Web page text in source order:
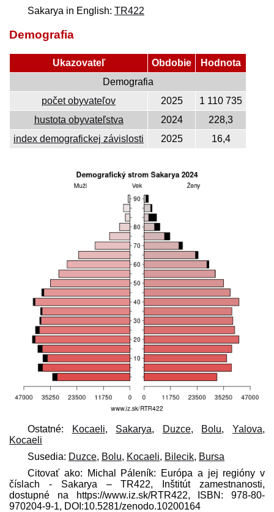
Sakarya in English: TR422
Demografia
Ukazovateľ Obdobie
Hodnota
Demografia
počet obyvateľov
2025
1 110 735
hustota obyvateľstva
2024
228,3
index demografickej závislosti
2025 16,4
Ostatné: Kocaeli, Sakarya, Duzce, Bolu,Yalova,
Kocaeli
Susedia: Duzce, Bolu, Kocaeli, Bilecik, Bursa
Citovať ako: Michal Páleník: Európa a jej regióny v
číslach - Sakarya – TR422, Inštitút zamestnanosti,
dostupné na https://www.iz.sk/​RTR422, ISBN: 978-80-
970204-9-1, DOI:10.5281/zenodo.10200164